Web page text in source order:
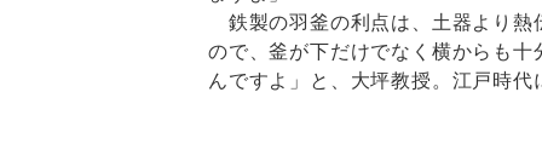
鉄製の羽釜の利点は、土器より熱
ので、釜が下だけでなく横からも
んですよ」と、大坪教授。江戸時